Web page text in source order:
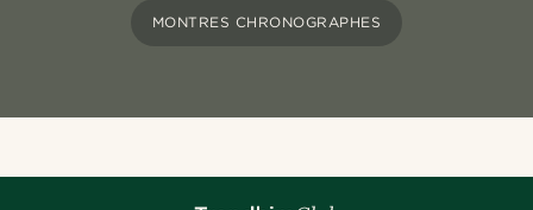
MONTRES CHRONOGRAPHES